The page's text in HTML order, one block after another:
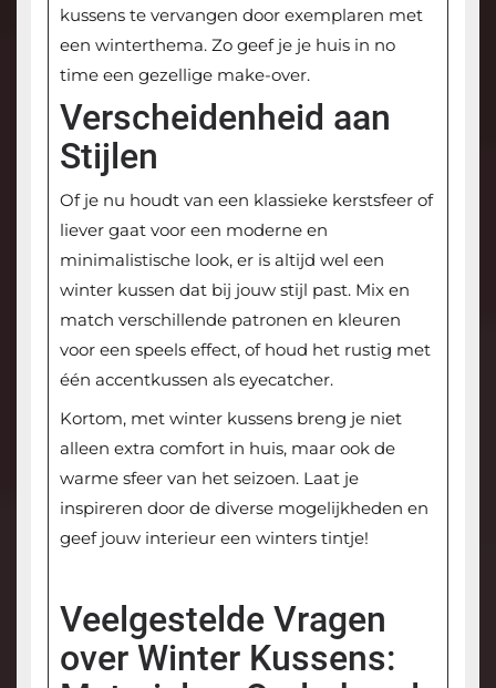
kussens te vervangen door exemplaren met
een winterthema. Zo geef je je huis in no
time een gezellige make-over.
Verscheidenheid aan
Stijlen
Of je nu houdt van een klassieke kerstsfeer of
liever gaat voor een moderne en
minimalistische look, er is altijd wel een
winter kussen dat bij jouw stijl past. Mix en
match verschillende patronen en kleuren
voor een speels effect, of houd het rustig met
één accentkussen als eyecatcher.
Kortom, met winter kussens breng je niet
alleen extra comfort in huis, maar ook de
warme sfeer van het seizoen. Laat je
inspireren door de diverse mogelijkheden en
geef jouw interieur een winters tintje!
Veelgestelde Vragen
over Winter Kussens: